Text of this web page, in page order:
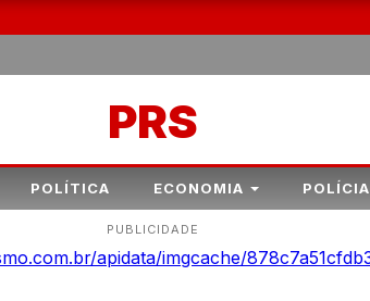
PRS
POLÍTICA ECONOMIA POLÍCIA
PUBLICIDADE